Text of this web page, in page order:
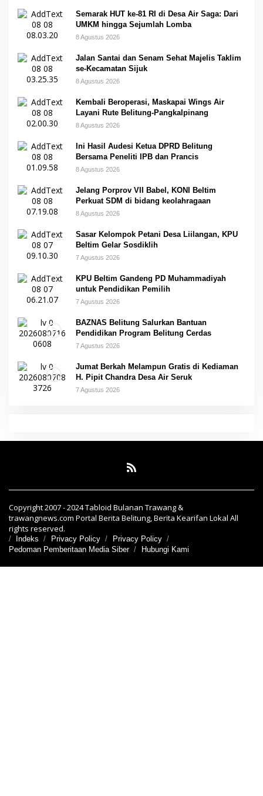
Semarak HUT ke-81 RI di Desa Air Saga: Dari
UMKM hingga Sejumlah Lomba
8 Agustus 2026
Jalan Santai dan Senam Sehat Majelis Taklim
se-Kecamatan Sijuk
8 Agustus 2026
Kembali Beroperasi, Maskapai Wings Air
Layani Rute Belitung-Pangkalpinang
8 Agustus 2026
Ini Hasil Audesi Ketua DPRD Belitung
Bersama Peneliti IPB dan Prancis
8 Agustus 2026
Jelang Porprov VII Babel, KONI Beltim
Perkuat SDM di bidang keolahragaan
8 Agustus 2026
Sasar Kelompok Petani Desa Liilangan, KPU
Beltim Gelar Sosdiklih
7 Agustus 2026
KPU Beltim Gandeng PD Muhammadiyah
untuk Pendidikan Pemilih
7 Agustus 2026
BAZNAS Belitung Salurkan Bantuan
Pendidikan Program Belitung Cerdas
7 Agustus 2026
Jumat Berkah Melampun Gratis di Kediaman
H. Pipit Chandra Desa Air Seruk
7 Agustus 2026
Copyright 2007 - 2024 Tabloid Bulanan Trawang &
trawangnews.com Portal Berita Belitung, Berita Kearifan Lokal All
rights reserved.
Indeks Privacy Policy
Privacy Policy
Pedoman Pemberitaan Media Siber
Hubungi Kami